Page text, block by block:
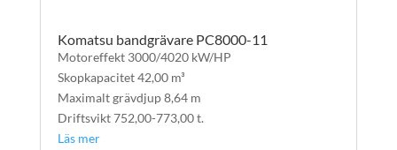
Komatsu bandgrävare PC8000-11
Motoreffekt 3000/4020 kW/HP
Skopkapacitet 42,00 m³
Maximalt grävdjup 8,64 m
Driftsvikt 752,00-773,00 t.
Läs mer